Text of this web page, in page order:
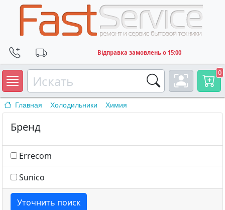
Відправка замовлень о 15:00
0
Главная Холодильники Химия
Бренд
Errecom
Sunico
Уточнить поиск